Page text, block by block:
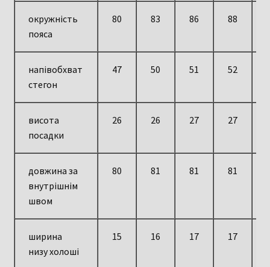
окружність
пояса
80 83 86 88
напівобхват
стегон
47 50 51 52
висота
посадки
26 26 27 27
довжина за
внутрішнім
швом
80 81 81 81
ширина
низу холоші
15 16 17 17